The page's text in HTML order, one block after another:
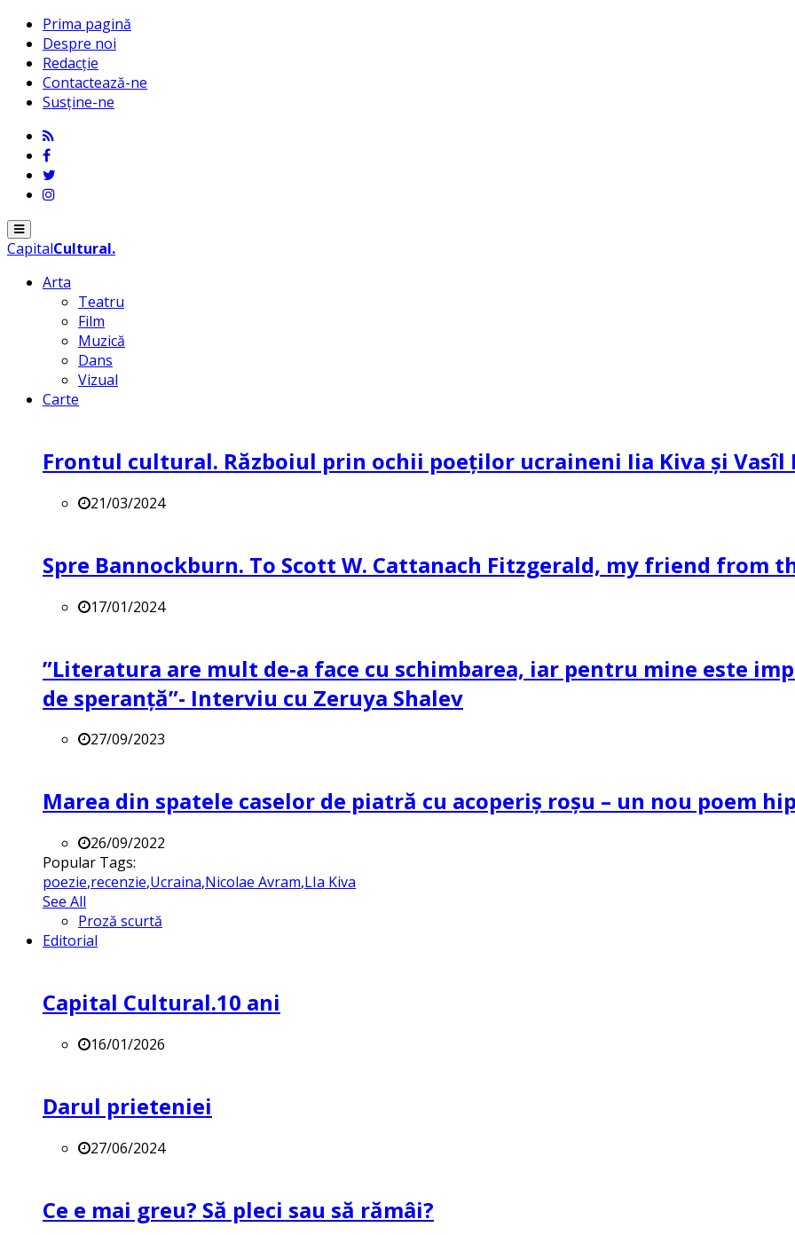
Prima pagină
Despre noi
Redacție
Contactează-ne
Susține-ne
Menu
CapitalCultural.
Arta
Teatru
Film
Muzică
Dans
Vizual
Carte
Frontul cultural. Războiul prin ochii poeților ucraineni Iia Kiva și Vasîl
21/03/2024
Spre Bannockburn. To Scott W. Cattanach Fitzgerald, my friend from
17/01/2024
”Literatura are mult de-a face cu schimbarea, iar pentru mine este
de speranță”- Interviu cu Zeruya Shalev
27/09/2023
Marea din spatele caselor de piatră cu acoperiș roșu – un nou poem
26/09/2022
Popular Tags:
poezie,recenzie,Ucraina,Nicolae Avram,LIa Kiva
See All
Proză scurtă
Editorial
Capital Cultural.10 ani
16/01/2026
Darul prieteniei
27/06/2024
Ce e mai greu? Să pleci sau să rămâi?